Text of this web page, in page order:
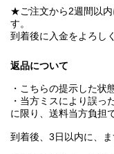
★ご注文から2週間以内
す。
到着後に入金をよろし
返品について
・こちらの提示した状
・当方ミスにより誤っ
に限り、送料当方負担
到着後、3日以内に、